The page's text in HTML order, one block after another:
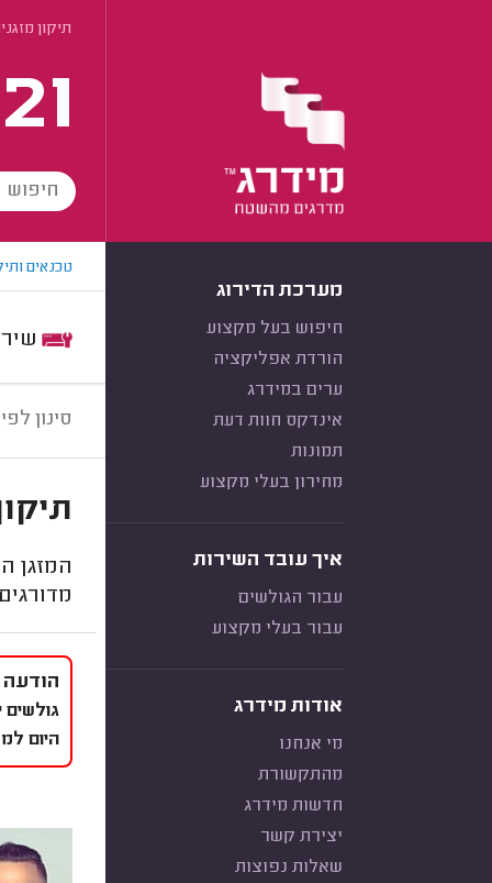
תיקון
מערכת הדירוג
חיפוש בעל מקצוע
הורדת אפליקציה
ערים במידרג
אינדקס חוות דעת
תמונות
מחירון בעלי מקצוע
איך עובד השירות
עבור הגולשים
עבור בעלי מקצוע
אודות מידרג
מי אנחנו
מהתקשורת
חדשות מידרג
יצירת קשר
שאלות נפוצות
טכנאים
סינון
המזגן
גולשים
היום